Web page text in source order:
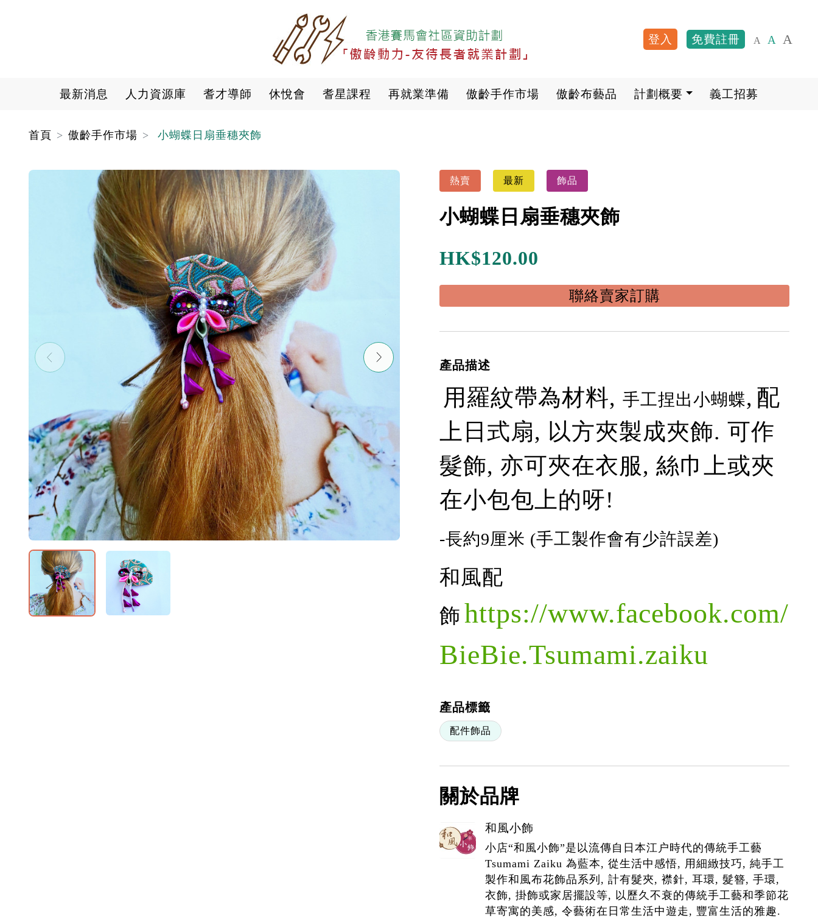
主
內
User account
登入 免費註冊 A A A
Main navigation
最新消息 人力資源庫 耆才導師 休悅會 耆星課程 再就業準備 傲齡手作市場 傲齡布藝品 計劃概要 義工招募
首頁 傲齡手作市場 小蝴蝶日扇垂穗夾飾
熱賣 最新 飾品
小蝴蝶日扇垂穗夾飾
HK$120.00
聯絡賣家訂購
產品描述
用羅紋帶為材料, 手工捏出小蝴蝶, 配
上日式扇, 以方夾製成夾飾. 可作
髮飾, 亦可夾在衣服, 絲巾上或夾
在小包包上的呀!
-長約9厘米 (手工製作會有少許誤差)
和風配
飾 https://www.facebook.com/
BieBie.Tsumami.zaiku
產品標籤
配件飾品
關於品牌
和風小飾
小店“和風小飾”是以流傳自日本江户時代的傳統手工藝
Tsumami Zaiku 為藍本, 從生活中感悟, 用細緻技巧, 純手工
製作和風布花飾品系列, 計有髮夾, 襟針, 耳環, 髮簪, 手環,
衣飾, 掛飾或家居擺設等, 以歷久不衰的傳統手工藝和季節花
草寄寓的美感, 令藝術在日常生活中遊走, 豐富生活的雅趣.